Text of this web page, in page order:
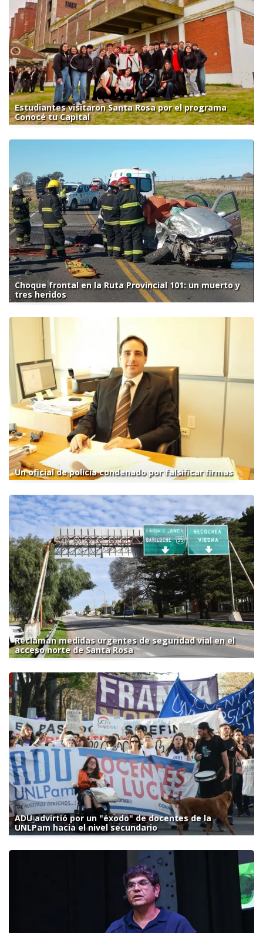
Estudiantes visitaron Santa Rosa por el programa
Conocé tu Capital
Choque frontal en la Ruta Provincial 101: un muerto y
tres heridos
Un oficial de policía condenado por falsificar firmas
Reclaman medidas urgentes de seguridad vial en el
acceso norte de Santa Rosa
ADU advirtió por un "éxodo" de docentes de la
UNLPam hacia el nivel secundario